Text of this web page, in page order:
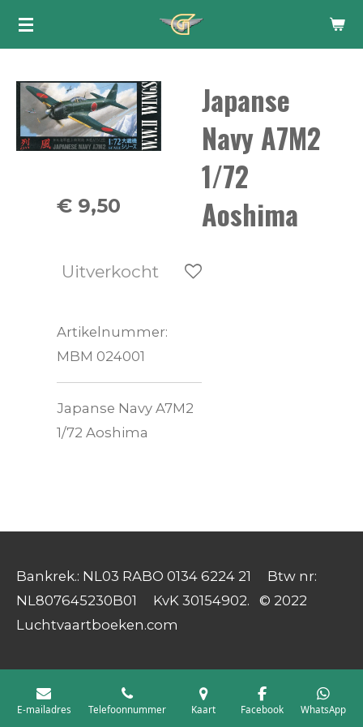
Ga
hoofdinhoud
Japanse
Navy A7M2
1/72
Aoshima
€ 9,50
Uitverkocht
Artikelnummer:
MBM 024001
Japanse Navy A7M2
1/72 Aoshima
Bankrek.: NL03 RABO 0134 6224 21 Btw nr:
NL807645230B01 KvK 30154902. © 2022
Luchtvaartboeken.com
E-mailadres Telefoonnummer Kaart Facebook WhatsApp